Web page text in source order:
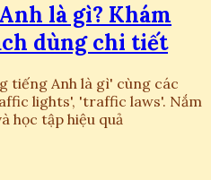
là gì? Khám
dùng chi tiết
tiếng Anh là gì' cùng các
lights', 'traffic laws'. Nắm
học tập hiệu quả